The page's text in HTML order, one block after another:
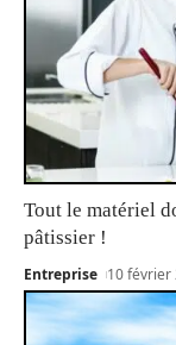
Tout le matériel
pâtissier !
Entreprise 10 février